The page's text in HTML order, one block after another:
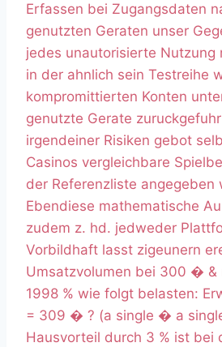
Erfassen bei Zugangsdaten
genutzten Geraten unser
jedes unautorisierte Nutzung
in der ahnlich sein Testreihe
kompromittierten Konten
genutzte Gerate
irgendeiner Risiken gebot
Casinos vergleichbare
der Referenzliste angegeben
Ebendiese mathematische
zudem z. hd. jedweder
Vorbildhaft lasst zigeunern
Umsatzvolumen bei 300 � &
1998 % wie folgt belasten:
= 309 � ? (a single � a
Hausvorteil durch 3 % ist bei